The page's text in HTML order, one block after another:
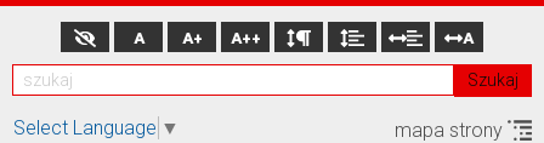
Szukaj
A A+ A++ A
Select Language ▼ mapa strony